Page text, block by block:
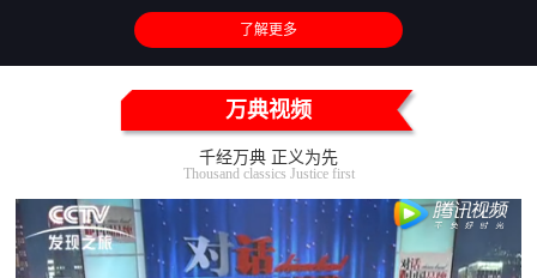
了解更多
万典视频
千经万典 正义为先
Thousand classics Justice first